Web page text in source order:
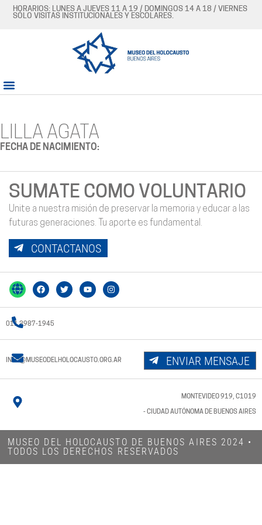
HORARIOS: LUNES A JUEVES 11 A 19 / DOMINGOS 14 A 18 / VIERNES
SÓLO VISITAS INSTITUCIONALES Y ESCOLARES.
LILLA AGATA
FECHA DE NACIMIENTO:
SUMATE COMO VOLUNTARIO
Unite a nuestra misión de preservar la memoria y educar a las
futuras generaciones. Tu aporte es fundamental.
CONTACTANOS
011 3987-1945
INFO@MUSEODELHOLOCAUSTO.ORG.AR ENVIAR MENSAJE
MONTEVIDEO 919, C1019
- CIUDAD AUTÓNOMA DE BUENOS AIRES
MUSEO DEL HOLOCAUSTO DE BUENOS AIRES 2024​ •
TODOS LOS DERECHOS RESERVADOS